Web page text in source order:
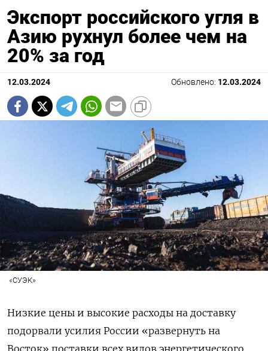
Экспорт российского угля в
Азию рухнул более чем на
20% за год
12.03.2024 Обновлено: 12.03.2024
«СУЭК»
Низкие цены и высокие расходы на доставку
подорвали усилия России «развернуть на
Восток» поставки всех видов энергетического